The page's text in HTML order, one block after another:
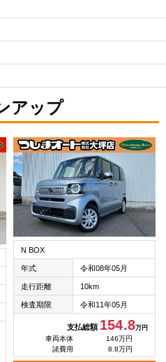
アップ
N BOX
年式 令和08年05月
走行距離 10km
検査期限 令和11年05月
支払総額 154.8万円
車両本体
146万円
諸費用
8.8万円